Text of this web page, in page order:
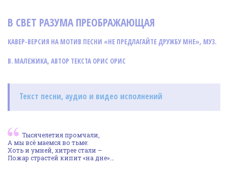
В СВЕТ РАЗУМА ПРЕОБРАЖАЮЩАЯ
КАВЕР-ВЕРСИЯ НА МОТИВ ПЕСНИ «НЕ ПРЕДЛАГАЙТЕ ДРУЖБУ МНЕ», МУЗ.
В. МАЛЕЖИКА, АВТОР ТЕКСТА ОРИС ОРИС
Текст песни, аудио и видео исполнений
Тысячелетия промчали,
А мы всё маемся во тьме:
Хоть и умней, хитрее стали –
Пожар страстей кипит «на дне»…